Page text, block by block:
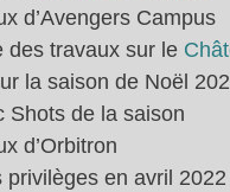
d’Avengers Campus
des travaux sur le
la saison de Noël
Shots de la saison
d’Orbitron
privilèges en avril 2022